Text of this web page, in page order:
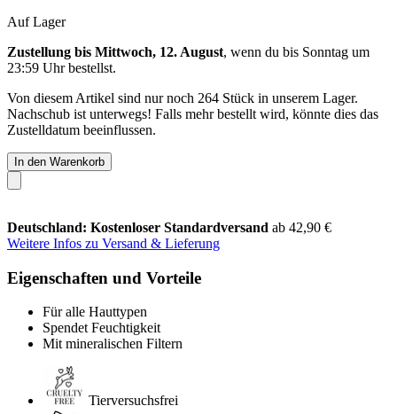
Auf Lager
Zustellung bis Mittwoch, 12. August, wenn du bis Sonntag um
23:59 Uhrbestellst.
Von diesem Artikel sind nur noch 264 Stück in unserem Lager.
Nachschub ist unterwegs! Falls mehr bestellt wird, könnte dies das
Zustelldatum beeinflussen.
In den Warenkorb
Deutschland: Kostenloser Standardversand ab 42,90 €
Weitere Infos zu Versand & Lieferung
Eigenschaften und Vorteile
Für alle Hauttypen
Spendet Feuchtigkeit
Mit mineralischen Filtern
Tierversuchsfrei